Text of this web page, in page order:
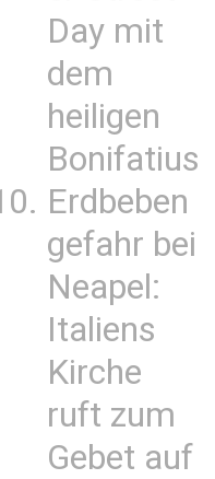
Day mit
dem
heiligen
Bonifatius
Erdbeben
gefahr bei
Neapel:
Italiens
Kirche
ruft zum
Gebet auf